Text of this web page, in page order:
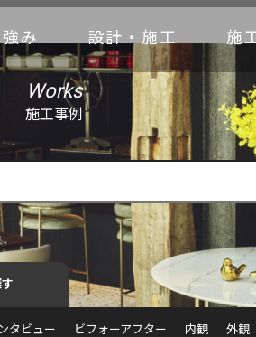
み 設計・施工 施
Works
施工事例
タビュー ビフォーアフター 内観 外観